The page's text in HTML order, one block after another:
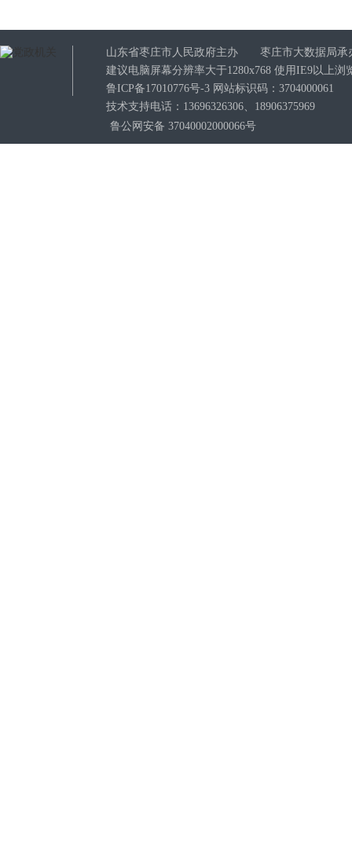
山东省枣庄市人民政府主办 枣庄市大数据局承
建议电脑屏幕分辨率大于1280x768 使用IE9以上
鲁ICP备17010776号-3 网站标识码：3704000061
技术支持电话：13696326306、18906375969
鲁公网安备 37040002000066号